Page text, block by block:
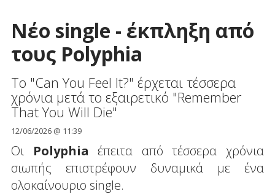
Νέο single - έκπληξη από
τους Polyphia
Το "Can You Feel It?" έρχεται τέσσερα
χρόνια μετά το εξαιρετικό "Remember
That You Will Die"
12/06/2026 @ 11:39
Οι Polyphia έπειτα από τέσσερα χρόνια
σιωπής επιστρέφουν δυναμικά με ένα
ολοκαίνουριο single.